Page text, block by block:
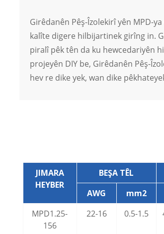
Girêdanên Pêş-Îzolekirî yên MPD-
kalîte digere hilbijartinek girîng in.
piralî pêk tên da ku hewcedariyên
projeyên DIY be, Girêdanên Pêş-
hev re dike yek, wan dike
JIMARA
HEYBER
BEŞA TÊL
AWG
mm2
MPD1.25-
156
22-16 0.5-1.5